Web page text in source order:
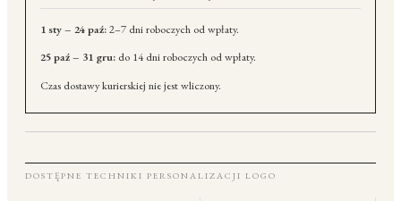
1 sty – 24 paź:2–7 dni roboczych od wpłaty.
25 paź – 31 gru: do 14 dni roboczych od wpłaty.
Czas dostawy kurierskiej nie jest wliczony.
DOSTĘPNE TECHNIKI PERSONALIZACJI LOGO